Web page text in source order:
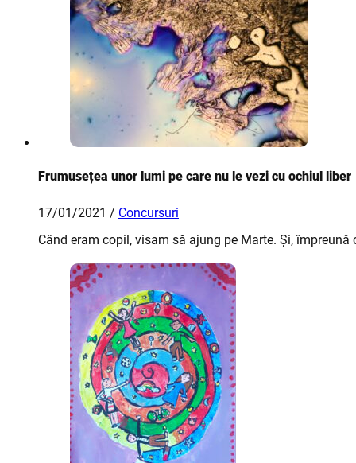
Frumusețea unor lumi pe care nu le vezi cu ochiul liber
17/01/2021 / Concursuri
Când eram copil, visam să ajung pe Marte. Și,